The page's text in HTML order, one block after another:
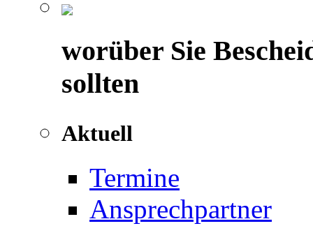
worüber Sie
sollten
Aktuell
Termine
Ansprechpartner